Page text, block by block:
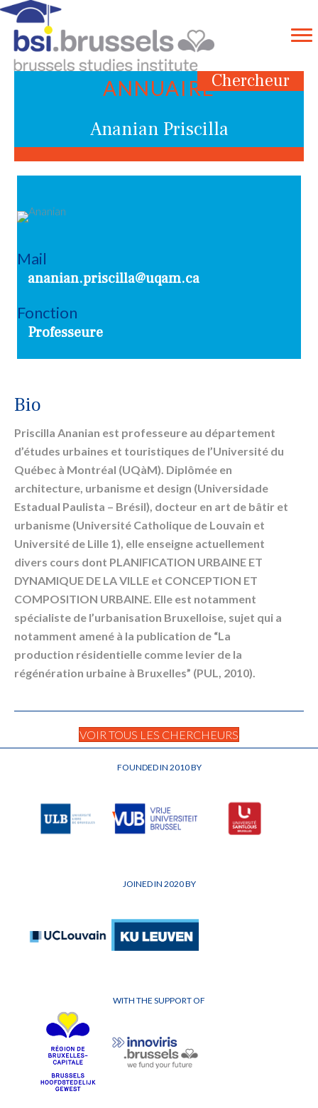
Chercheur
ANNUAIRE
Ananian Priscilla
Bio
Priscilla Ananian est professeure au département
d’études urbaines et touristiques de l’Université du
Québec à Montréal (UQàM). Diplômée en
architecture, urbanisme et design (Universidade
Estadual Paulista – Brésil), docteur en art de bâtir et
urbanisme (Université Catholique de Louvain et
Université de Lille 1), elle enseigne actuellement
divers cours dont PLANIFICATION URBAINE ET
DYNAMIQUE DE LA VILLE et CONCEPTION ET
COMPOSITION URBAINE. Elle est notamment
spécialiste de l’urbanisation Bruxelloise, sujet qui a
notamment amené à la publication de “La
production résidentielle comme levier de la
régénération urbaine à Bruxelles” (PUL, 2010).
Mail
ananian.priscilla@uqam.ca
Fonction
Professeure
VOIR TOUS LES CHERCHEURS
FOUNDED IN 2010 BY
JOINED IN 2020 BY
WITH THE SUPPORT OF